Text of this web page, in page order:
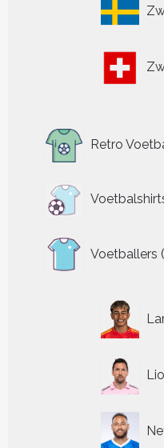
Retro
Voetballers